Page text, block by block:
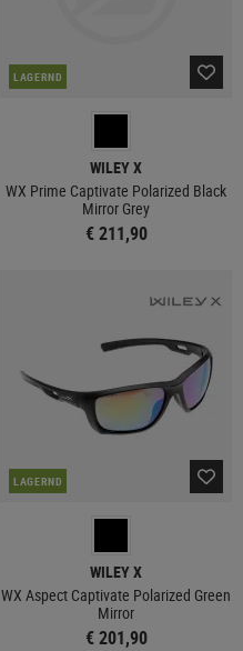
LAGERND
WILEY X
WX Prime Captivate Polarized Black
Mirror Grey
€ 211,90
LAGERND
WILEY X
WX Aspect Captivate Polarized Green
Mirror
€ 201,90